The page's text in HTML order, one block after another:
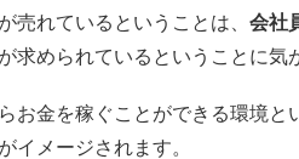
売れているということは、 会社
求められているということに気
お金を稼ぐことができる環境と
イメージされます。